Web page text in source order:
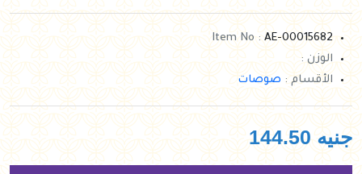
Item No :AE-00015682
الوزن :
الأقسام : صوصات
جنيه 144.50